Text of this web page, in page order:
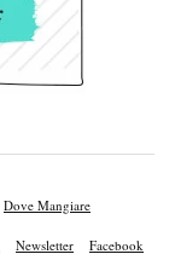
Dove Mangiare
Newsletter Facebook